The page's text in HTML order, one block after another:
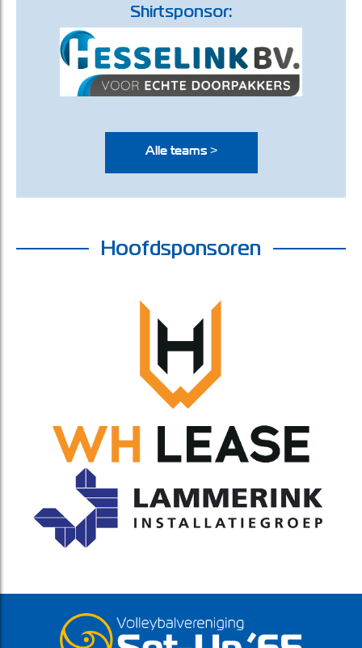
Shirtsponsor:
Alle teams >
Hoofdsponsoren